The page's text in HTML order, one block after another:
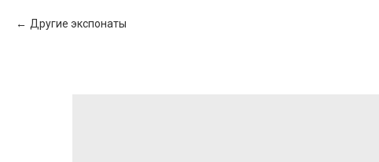
Другие экспонаты